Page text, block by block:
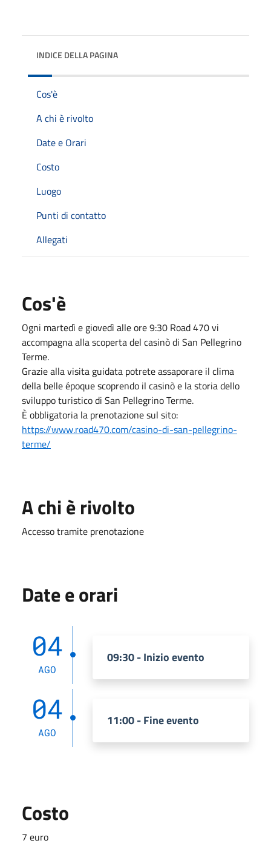
INDICE DELLA PAGINA
Cos'è
A chi è rivolto
Date e Orari
Costo
Luogo
Punti di contatto
Allegati
Cos'è
Ogni martedì e giovedì alle ore 9:30 Road 470 vi
accompagna alla scoperta del casinò di San Pellegrino
Terme.
Grazie alla visita guidata potrete assaporare il clima
della belle époque scoprendo il casinò e la storia dello
sviluppo turistico di San Pellegrino Terme.
È obbligatoria la prenotazione sul sito:
https://www.road470.com/casino-di-san-pellegrino-
terme/
A chi è rivolto
Accesso tramite prenotazione
Date e orari
04
AGO
09:30 - Inizio evento
04
AGO
11:00 - Fine evento
Costo
7 euro